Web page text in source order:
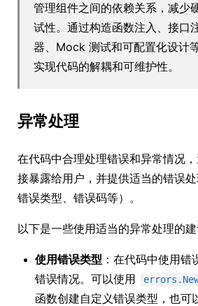
管理组件之间的依赖关系，减少
试性。通过构造函数注入、接口
器、Mock 测试和可配置化设计
实现代码的解耦和可维护性。
异常处理
在代码中合理处理错误和异常情况
接暴露给用户，并提供适当的错误
错误类型、错误码等）。
以下是一些使用适当的异常处理的建
使用错误类型 ：在代码中使用
错误情况。可以使用
函数创建自定义错误类型，也可